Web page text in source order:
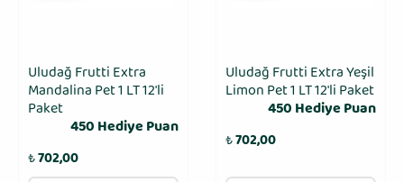
Uludağ Frutti Extra
Mandalina Pet 1 LT 12'li
Paket
450 Hediye Puan
₺702,00
Uludağ Frutti Extra Yeşil
Limon Pet 1 LT 12'li Paket
450 Hediye Puan
₺702,00